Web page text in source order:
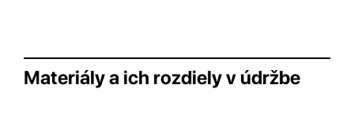
Materiály a ich rozdiely v údržbe